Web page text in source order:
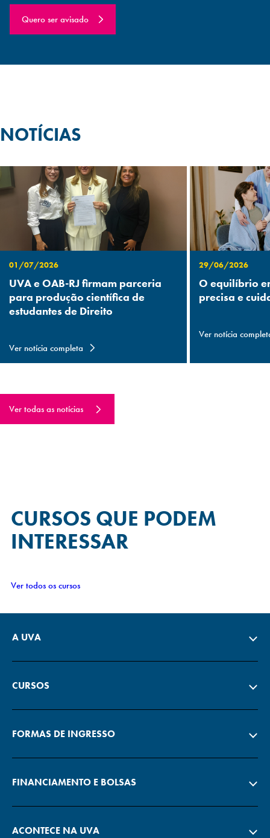
Quero ser avisado
NOTÍCIAS
01/07/2026
UVA e OAB-RJ firmam parceria
para produção científica de
estudantes de Direito
Ver notícia completa
29/06/2026
O equilíbrio
precisa e
Ver notícia
Ver todas as notícias
CURSOS QUE PODEM
INTERESSAR
Ver todos os cursos
A UVA
CURSOS
FORMAS DE INGRESSO
FINANCIAMENTO E BOLSAS
ACONTECE NA UVA